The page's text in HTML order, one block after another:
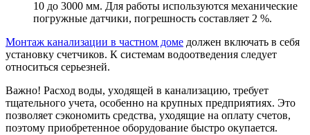
10 до 3000 мм. Для работы используются механические
погружные датчики, погрешность составляет 2 %.
Монтаж канализации в частном доме должен включать в себя
установку счетчиков. К системам водоотведения следует
относиться серьезней.
Важно! Расход воды, уходящей в канализацию, требует
тщательного учета, особенно на крупных предприятиях. Это
позволяет сэкономить средства, уходящие на оплату счетов,
поэтому приобретенное оборудование быстро окупается.